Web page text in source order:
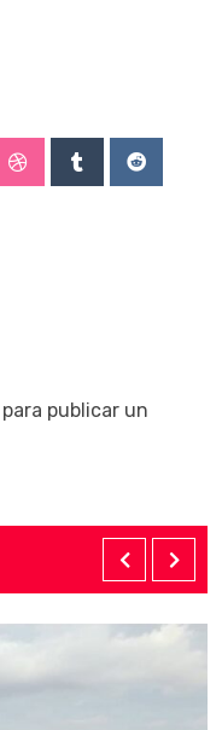
StumbleUpon
TumblrReddit
para publicar un